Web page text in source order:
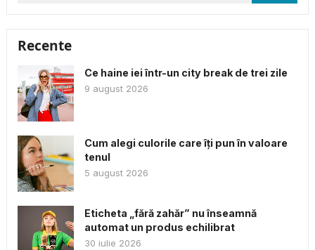
Recente
Ce haine iei într-un city break de trei zile
9 august 2026
Cum alegi culorile care îți pun în valoare
tenul
5 august 2026
Eticheta „fără zahăr” nu înseamnă
automat un produs echilibrat
30 iulie 2026